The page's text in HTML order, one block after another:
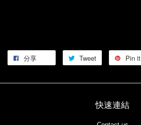
分享 Tweet Pin it
快速連結